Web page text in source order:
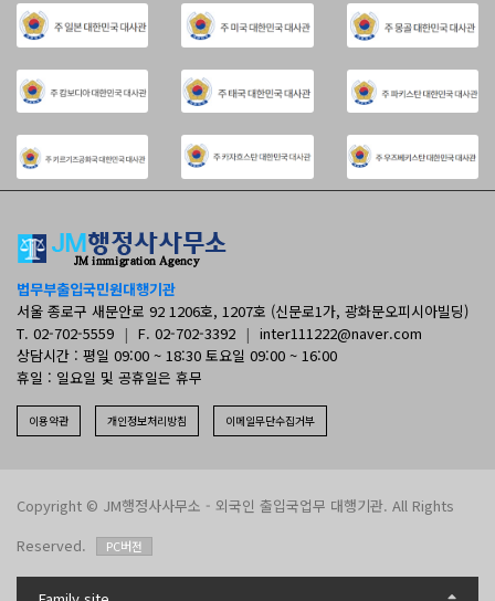
법무부출입국민원대행기관
서울 종로구 새문안로 92 1206호, 1207호 (신문로1가, 광화문오피시아빌딩)
T. 02-702-5559 | F. 02-702-3392 | inter111222@naver.com
상담시간 : 평일 09:00 ~ 18:30 토요일 09:00 ~ 16:00
휴일 : 일요일 및 공휴일은 휴무
이용약관 개인정보처리방침 이메일무단수집거부
Copyright © JM행정사사무소 - 외국인 출입국업무 대행기관. All Rights
Reserved.
PC버전